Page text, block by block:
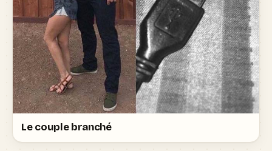
Le couple branché